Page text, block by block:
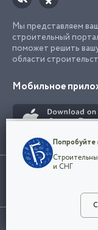
Мы представляем
строительный
поможет решить
области
Мобильное
Использование сайта, в
марки представленные
Мы используем
наш сайт
Политикой
и принимаете
и СНГ